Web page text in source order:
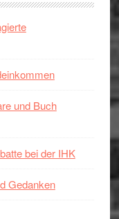
und Buch
bei der IHK
Gedanken